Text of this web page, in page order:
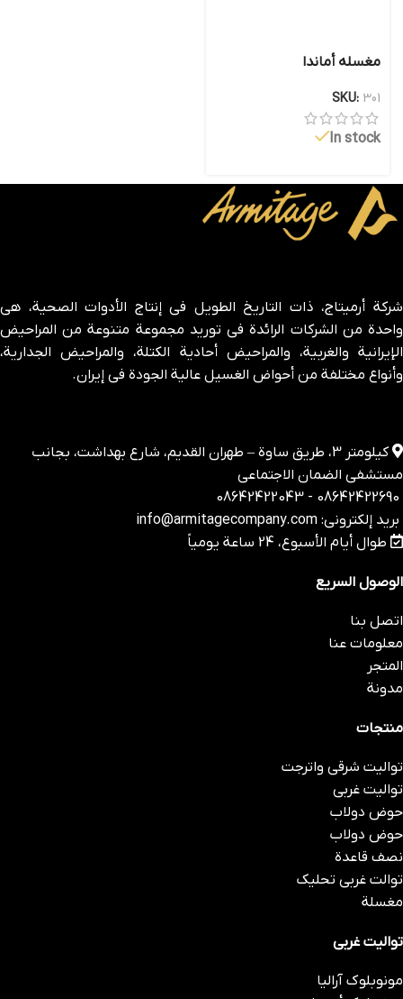
مغسله أماندا
SKU: 301
In stock
شركة أرميتاج، ذات التاريخ الطويل في إنتاج الأدوات الصحية، هي
واحدة من الشركات الرائدة في توريد مجموعة متنوعة من المراحيض
الإيرانية والغربية، والمراحيض أحادية الكتلة، والمراحيض الجدارية،
وأنواع مختلفة من أحواض الغسيل عالية الجودة في إيران.
كيلومتر 3، طريق ساوة – طهران القديم، شارع بهداشت، بجانب
مستشفى الضمان الاجتماعي
08642422690 - 08642422043
بريد إلكتروني: info@armitagecompany.com
طوال أيام الأسبوع، 24 ساعة يومياً
الوصول السريع
اتصل بنا
معلومات عنا
المتجر
مدونة
منتجات
توالیت شرقی واترجت
توالیت غربی
حوض دولاب
حوض دولاب
نصف قاعدة
توالت غربی تحلیک
مغسلة
توالیت غربی
مونوبلوك آراليا